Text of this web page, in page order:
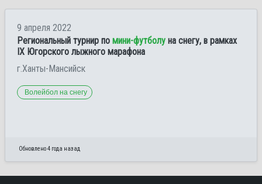
9 апреля 2022
Региональный турнир по мини-футболу на снегу, в рамках
IХ Югорского лыжного марафона
г.Ханты-Мансийск
Волейбол на снегу
Обновлено 4 года назад